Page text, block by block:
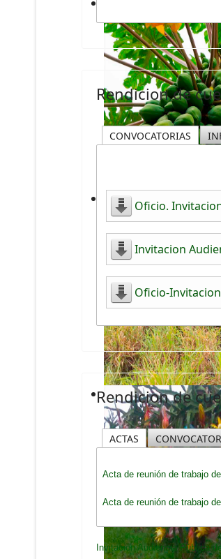
Rendicion de
CONVOCATORIAS
Oficio.
Invitacion
Oficio-
Rendicion de
ACTAS
Acta de reunión de trabajo
Acta de reunión de trabajo
Invitación Audiencia Pública